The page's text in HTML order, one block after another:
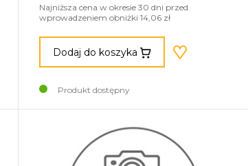
Najniższa cena w okresie 30 dni przed
wprowadzeniem obniżki 14,06 zł
Dodaj do koszyka
Produkt dostępny